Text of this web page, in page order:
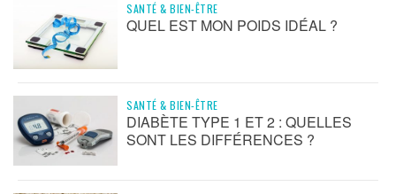
SANTÉ & BIEN-ÊTRE
QUEL EST MON POIDS IDÉAL ?
SANTÉ & BIEN-ÊTRE
DIABÈTE TYPE 1 ET 2 : QUELLES
SONT LES DIFFÉRENCES ?